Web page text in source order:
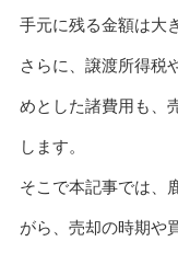
手元に残る金額は大
さらに、譲渡所得税
めとした諸費用も、
します。
そこで本記事では、
がら、売却の時期や